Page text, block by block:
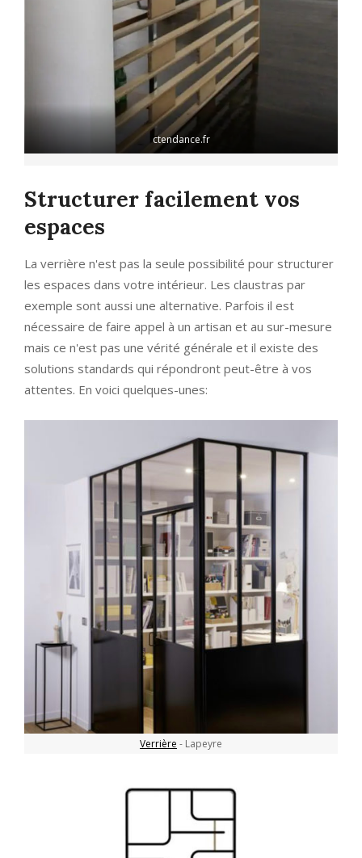
ctendance.fr
Structurer facilement vos
espaces
La verrière n'est pas la seule possibilité pour structurer
les espaces dans votre intérieur. Les claustras par
exemple sont aussi une alternative. Parfois il est
nécessaire de faire appel à un artisan et au sur-mesure
mais ce n'est pas une vérité générale et il existe des
solutions standards qui répondront peut-être à vos
attentes. En voici quelques-unes:
Verrière - Lapeyre